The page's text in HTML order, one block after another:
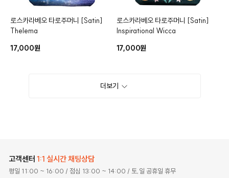
로스카라베오 타로주머니 [Satin]
Thelema
17,000원
로스카라베오 타로주머니 [Satin]
Inspirational Wicca
17,000원
더보기
고객센터 1:1 실시간 채팅상담
평일 11:00 ~ 16:00 / 점심 13:00 ~ 14:00 / 토,일 공휴일 휴무